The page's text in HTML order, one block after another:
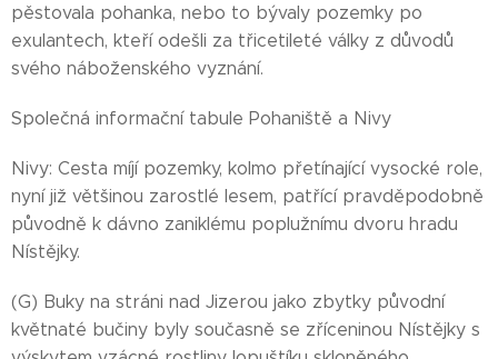
pěstovala pohanka, nebo to bývaly pozemky po
exulantech, kteří odešli za třicetileté války z důvodů
svého náboženského vyznání.
Společná informační tabule Pohaniště a Nivy
Nivy: Cesta míjí pozemky, kolmo přetínající vysocké role,
nyní již většinou zarostlé lesem, patřící pravděpodobně
původně k dávno zaniklému poplužnímu dvoru hradu
Nístějky.
(G) Buky na stráni nad Jizerou jako zbytky původní
květnaté bučiny byly současně se zříceninou Nístějky s